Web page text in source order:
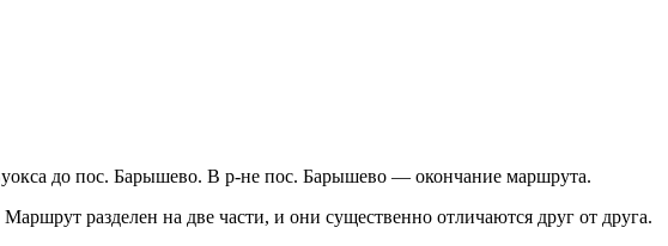
до пос. Барышево. В р-не пос. Барышево — окончание маршрута.
разделен на две части, и они существенно отличаются друг от друга.